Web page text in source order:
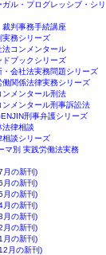
ル・プログレッシブ・シリ
判事務手続講座
務シリーズ
コンメンタール
ブックシリーズ
会社法実務問題シリーズ
関係法律実務シリーズ
メンタール刑法
メンタール刑事訴訟法
刑事弁護シリーズ
律相談
談シリーズ
マ別 実践労働法実務
月の新刊)
月の新刊)
月の新刊)
月の新刊)
月の新刊)
月の新刊)
月の新刊)
月の新刊)